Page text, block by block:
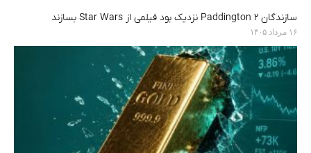
سازندگان Paddington 2 نزدیک بود فیلمی از Star Wars بسازند
۱۶ مرداد ۱۴۰۵